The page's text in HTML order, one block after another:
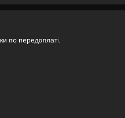
по передоплаті.